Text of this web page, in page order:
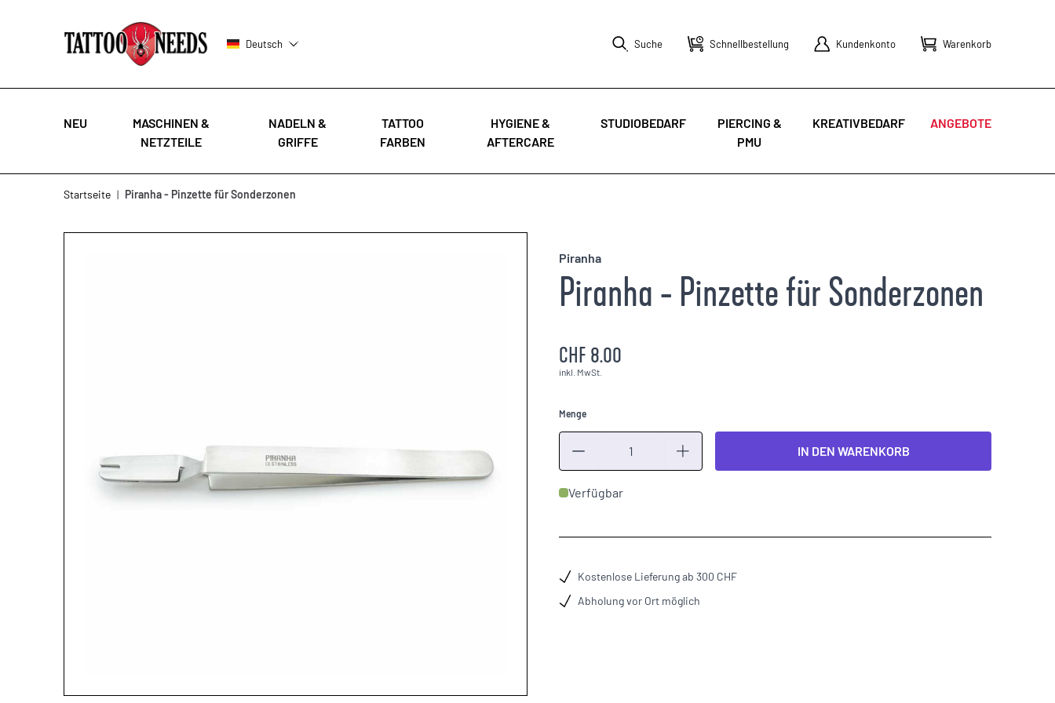
Deutsch Suche Schnellbestellung Kundenkonto Warenkorb
NEU
MASCHINEN &
NETZTEILE
NADELN &
GRIFFE
TATTOO
FARBEN
HYGIENE &
AFTERCARE
STUDIOBEDARF
PIERCING &
PMU
KREATIVBEDARF ANGEBOTE
Startseite | Piranha - Pinzette für Sonderzonen
Piranha
Piranha - Pinzette für Sonderzonen
CHF 8.00
inkl. MwSt.
Menge
IN DEN WARENKORB
Verfügbar
Kostenlose Lieferung ab 300 CHF
Abholung vor Ort möglich